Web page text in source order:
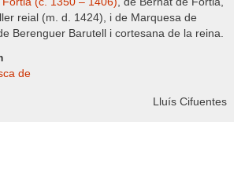
reial (m. d. 1424), i de Marquesa de
Berenguer Barutell i cortesana de la reina.
de
Lluís Cifuentes